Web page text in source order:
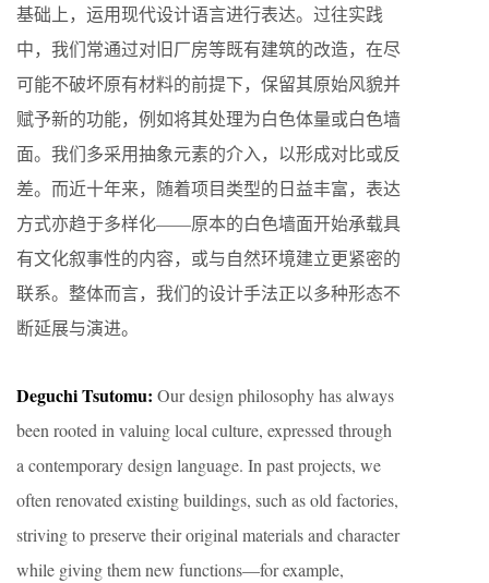
基础上，运用现代设计语言进行表达。过往实践
中，我们常通过对旧厂房等既有建筑的改造，在尽
可能不破坏原有材料的前提下，保留其原始风貌并
赋予新的功能，例如将其处理为白色体量或白色墙
面。我们多采用抽象元素的介入，以形成对比或反
差。而近十年来，随着项目类型的日益丰富，表达
方式亦趋于多样化——原本的白色墙面开始承载具
有文化叙事性的内容，或与自然环境建立更紧密的
联系。整体而言，我们的设计手法正以多种形态不
断延展与演进。
Deguchi Tsutomu: Our design philosophy has always
been rooted in valuing local culture, expressed through
a contemporary design language. In past projects, we
often renovated existing buildings, such as old factories,
striving to preserve their original materials and character
while giving them new functions—for example,